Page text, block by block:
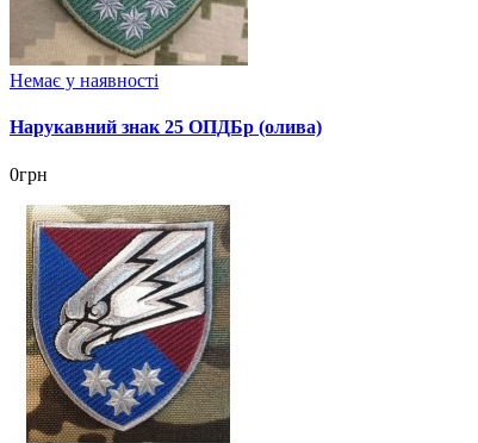
Немає у наявності
Нарукавний знак 25 ОПДБр (олива)
0грн